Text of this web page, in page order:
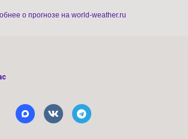
о прогнозе на world-weather.ru